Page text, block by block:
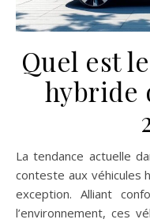
Quel est
hybride
La tendance actuelle dans le monde automobile est sans
conteste aux véhicules
exception. Alliant
l’environnement, ces